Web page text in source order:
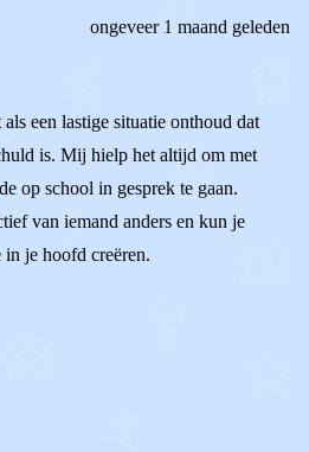
ongeveer 1 maand geleden
een lastige situatie onthoud dat
is. Mij hielp het altijd om met
op school in gesprek te gaan.
van iemand anders en kun je
je hoofd creëren.